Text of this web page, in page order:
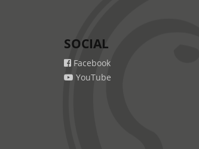
SOCIAL
Facebook
YouTube